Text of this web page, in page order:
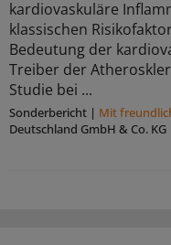
kardiovaskuläre
klassischen
Bedeutung der
Treiber der
Studie bei ...
Sonderbericht | Mit
Deutschland GmbH & Co. KG